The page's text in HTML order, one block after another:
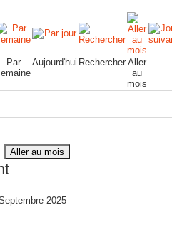
Par
Aujourd'hui Rechercher Aller
au
mois
Aller au mois
2025